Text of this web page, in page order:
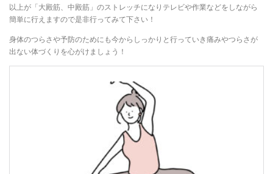
以上が「大殿筋、中殿筋」のストレッチになりテレビや作業などをしながら
簡単に行えますので是非行ってみて下さい！
身体のつらさや予防のためにも今からしっかりと行っていき痛みやつらさが
出ない体づくりを心がけましょう！